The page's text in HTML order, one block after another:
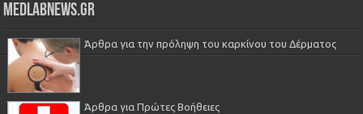
Medlabnews.gr
Άρθρα για την πρόληψη του καρκίνου του Δέρματος
Άρθρα για Πρώτες Βοήθειες